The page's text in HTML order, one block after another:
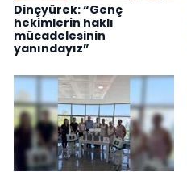
Dinçyürek: “Genç
hekimlerin haklı
mücadelesinin
yanındayız”